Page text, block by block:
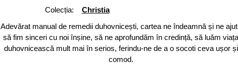
Colecția:
Christia
Adevărat manual de remedii duhovnicești, cartea ne îndeamnă și ne
să fim sinceri cu noi înșine, să ne aprofundăm în credință, să luăm viața
duhovnicească mult mai în serios, ferindu-ne de a o socoti ceva ușor și
comod.